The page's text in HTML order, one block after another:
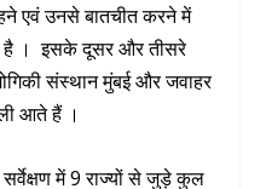
एवं उनसे बातचीत करने में
है । इसके दूसर और तीसरे
संस्थान मुंबई और जवाहर
आते हैं ।
में 9 राज्यों से जुड़े कुल